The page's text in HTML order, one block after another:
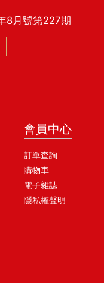
8月號第227期
會員中心
訂單查詢
購物車
電子雜誌
隱私權聲明